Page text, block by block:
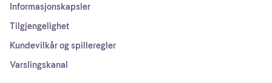
Informasjonskapsler
Tilgjengelighet
Kundevilkår og spilleregler
Varslingskanal